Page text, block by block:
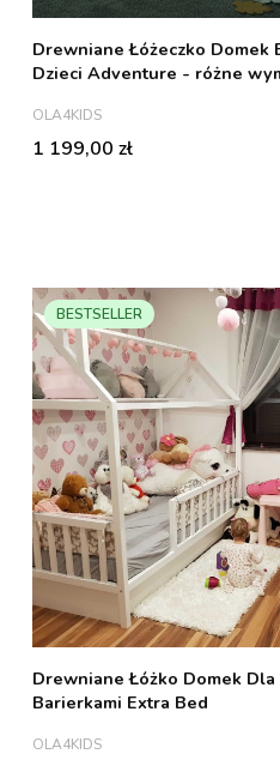
Drewniane Łóżeczko Domek
Dzieci Adventure - różne
PRODUCENT
OLA4KIDS
Cena
1 199,00 zł
BESTSELLER
Drewniane Łóżko Domek Dla
Barierkami Extra Bed
PRODUCENT
OLA4KIDS